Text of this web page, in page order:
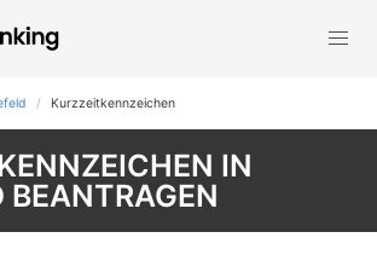
Kurzzeit­kennzeichen
IN
BEANTRAGEN